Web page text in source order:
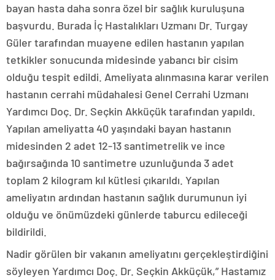
bayan hasta daha sonra özel bir sağlık kuruluşuna
başvurdu. Burada İç Hastalıkları Uzmanı Dr. Turgay
Güler tarafından muayene edilen hastanın yapılan
tetkikler sonucunda midesinde yabancı bir cisim
olduğu tespit edildi. Ameliyata alınmasına karar verilen
hastanın cerrahi müdahalesi Genel Cerrahi Uzmanı
Yardımcı Doç. Dr. Seçkin Akküçük tarafından yapıldı.
Yapılan ameliyatta 40 yaşındaki bayan hastanın
midesinden 2 adet 12-13 santimetrelik ve ince
bağırsağında 10 santimetre uzunluğunda 3 adet
toplam 2 kilogram kıl kütlesi çıkarıldı. Yapılan
ameliyatın ardından hastanın sağlık durumunun iyi
olduğu ve önümüzdeki günlerde taburcu edileceği
bildirildi.
Nadir görülen bir vakanın ameliyatını gerçekleştirdiğini
söyleyen Yardımcı Doç. Dr. Seçkin Akküçük,” Hastamız